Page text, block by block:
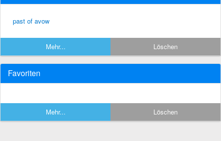
past of avow
Mehr... Löschen
Favoriten
Mehr... Löschen